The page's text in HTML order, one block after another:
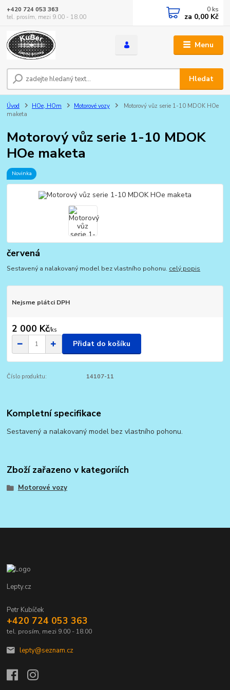
Menu
Hledat
+420 724 053 363
tel. prosím, mezi 9.00 - 18.00
0 ks
za 0,00 Kč
Úvod HOe, HOm Motorové vozy
Motorový vůz serie 1-10 MDOK HOe
maketa
Motorový vůz serie 1-10 MDOK
HOe maketa
Novinka
červená
Sestavený a nalakovaný model bez vlastního pohonu. celý popis
Nejsme plátci DPH
2 000 Kč/ks
Přidat do košíku
Číslo produktu: 14107-11
Kompletní specifikace
Sestavený a nalakovaný model bez vlastního pohonu.
Zboží zařazeno v kategoriích
Motorové vozy
Lepty.cz
Petr Kubíček
+420 724 053 363
tel. prosím, mezi 9.00 - 18.00
lepty@seznam.cz